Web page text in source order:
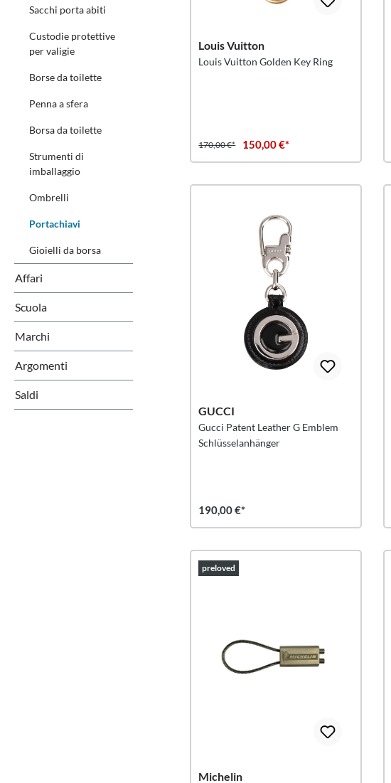
Sacchi porta abiti
Custodie protettive
per valigie
Borse da toilette
Penna a sfera
Borsa da toilette
Strumenti di
imballaggio
Ombrelli
Portachiavi
Gioielli da borsa
Affari
Scuola
Marchi
Argomenti
Saldi
Louis Vuitton
Louis Vuitton Golden Key Ring
170,00 €* 150,00 €*
GUCCI
Gucci Patent Leather G Emblem
Schlüsselanhänger
190,00 €*
preloved
Michelin